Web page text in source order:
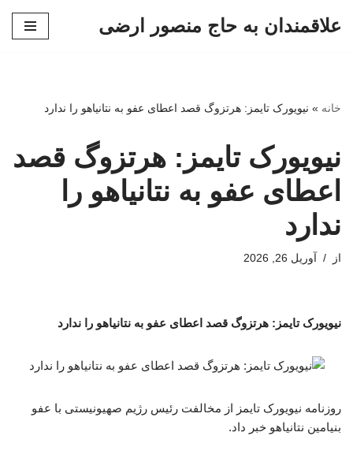
علاقمندان به حاج منصور ارضی
خانه » نیویورک‌ تایمز: هرتزوگ قصد اعطای عفو به نتانیاهو را ندارد
نیویورک‌ تایمز: هرتزوگ قصد
اعطای عفو به نتانیاهو را
ندارد
از آوریل 26, 2026
نیویورک‌ تایمز: هرتزوگ قصد اعطای عفو به نتانیاهو را ندارد
روزنامه نیویورک ‌تایمز از مخالفت رئیس رژیم صهیونیستی با عفو
بنیامین نتانیاهو خبر داد.